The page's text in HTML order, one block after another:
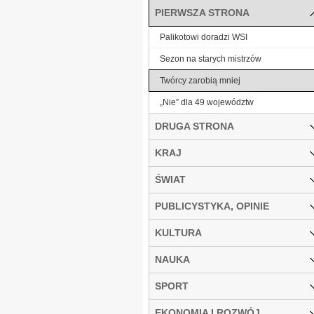
PIERWSZA STRONA
Palikotowi doradzi WSI
Sezon na starych mistrzów
Twórcy zarobią mniej
„Nie” dla 49 województw
DRUGA STRONA
KRAJ
ŚWIAT
PUBLICYSTYKA, OPINIE
KULTURA
NAUKA
SPORT